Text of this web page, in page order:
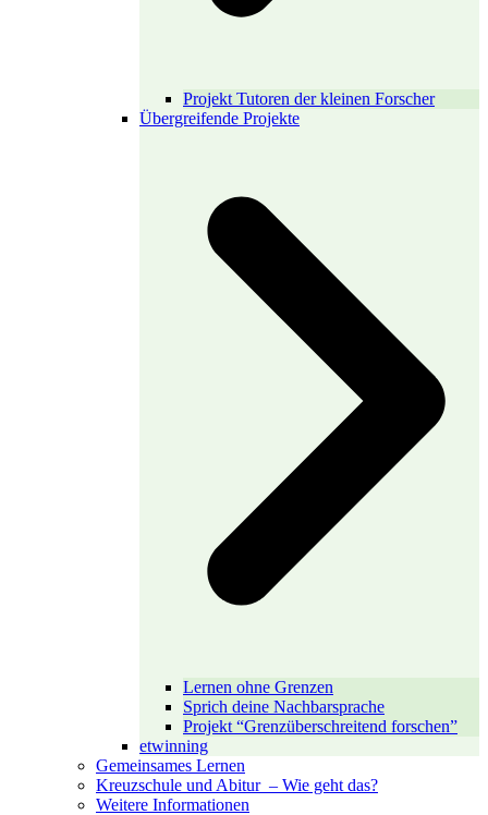
Projekt Tutoren der kleinen Forscher
Übergreifende Projekte
Lernen ohne Grenzen
Sprich deine Nachbarsprache
Projekt “Grenzüberschreitend forschen”
etwinning
Gemeinsames Lernen
Kreuzschule und Abitur – Wie geht das?
Weitere Informationen